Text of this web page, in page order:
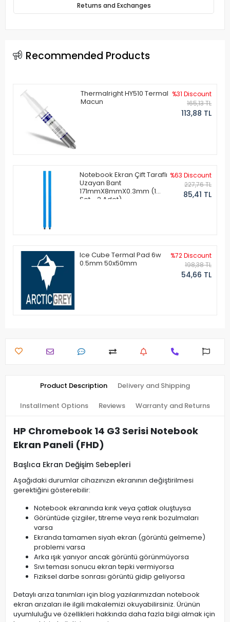
Returns and Exchanges
Recommended Products
Thermalright HY510 Termal
Macun
%31 Discount
165,13 TL
113,88 TL
Notebook Ekran Çift Taraflı
Uzayan Bant
171mmX8mmX0.3mm (1
Set - 2 Adet)
%63 Discount
227,76 TL
85,41 TL
Ice Cube Termal Pad 6w
0.5mm 50x50mm
%72 Discount
198,38 TL
54,66 TL
Product Description Delivery and Shipping
Installment Options Reviews Warranty and Returns
HP Chromebook 14 G3 Serisi Notebook
Ekran Paneli (FHD)
Başlıca Ekran Değişim Sebepleri
Aşağıdaki durumlar cihazınızın ekranının değiştirilmesi
gerektiğini gösterebilir:
Notebook ekranında kırık veya çatlak oluştuysa
Görüntüde çizgiler, titreme veya renk bozulmaları
varsa
Ekranda tamamen siyah ekran (görüntü gelmeme)
problemi varsa
Arka ışık yanıyor ancak görüntü görünmüyorsa
Sıvı teması sonucu ekran tepki vermiyorsa
Fiziksel darbe sonrası görüntü gidip geliyorsa
Detaylı arıza tanımları için blog yazılarımızdan notebook
ekran arızaları ile ilgili makalemizi okuyabilirsiniz. Ürünün
uyumluluğu ve özellikleri hakkında daha fazla bilgi almak için